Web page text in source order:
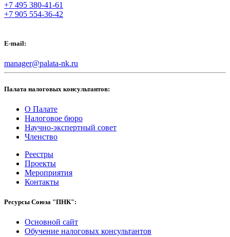
+7 495 380-41-61
+7 905 554-36-42
E-mail:
manager@palata-nk.ru
Палата налоговых консультантов:
О Палате
Налоговое бюро
Научно-экспертный совет
Членство
Реестры
Проекты
Мероприятия
Контакты
Ресурсы Союза "ПНК":
Основной сайт
Обучение налоговых консультантов